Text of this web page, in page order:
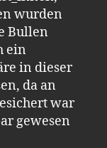
wurden
Bullen
ein
in dieser
da an
war
gewesen